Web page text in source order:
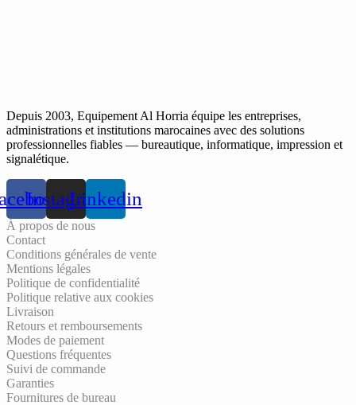
Depuis 2003, Equipement Al Horria équipe les entreprises,
administrations et institutions marocaines avec des solutions
professionnelles fiables — bureautique, informatique, impression et
signalétique.
InstagramLinkedin
À propos de nous
Contact
Conditions générales de vente
Mentions légales
Politique de confidentialité
Politique relative aux cookies
Livraison
Retours et remboursements
Modes de paiement
Questions fréquentes
Suivi de commande
Garanties
Fournitures de bureau